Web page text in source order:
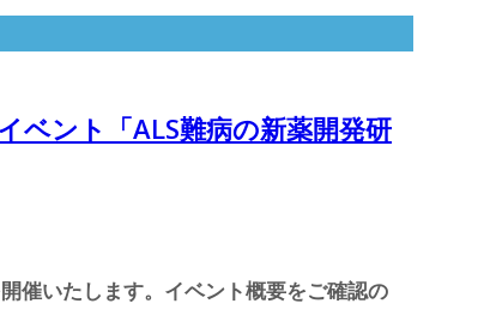
ベント「ALS難病の新薬開発研
催いたします。イベント概要をご確認の